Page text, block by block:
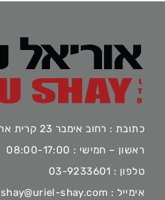
כתובת : רחוב אימבר 23 קרית אריה, פתח תקווה
ראשון – חמישי : 08:00-17:00
טלפון : 03-9233601
אימייל : shay@uriel-shay.com